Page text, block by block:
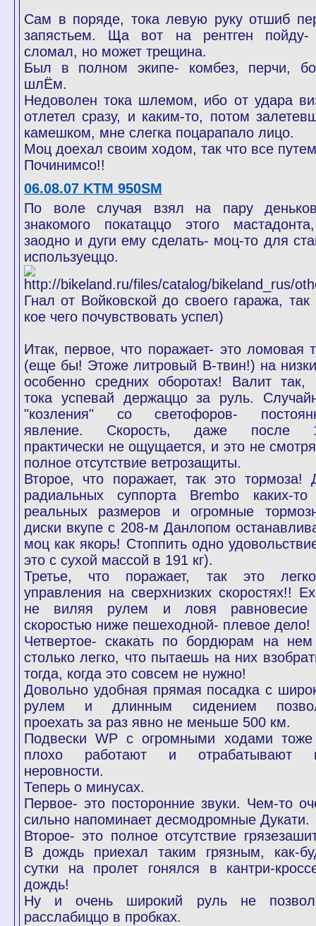
Сам в поряде, тока левую руку отшиб
запястьем. Ща вот на рентген
сломал, но может трещина.
Был в полном экипе- комбез, перчи,
шлЁм.
Недоволен тока шлемом, ибо от удара
отлетел сразу, и каким-то, потом
камешком, мне слегка поцарапало лицо.
Моц доехал своим ходом, так что все
Починимсо!!
06.08.07 KTM 950SM
По воле случая взял на пару
знакомого покатаццо этого
заодно и дуги ему сделать- моц-то для
используеццо.
Гнал от Войковской до своего гаража, так
кое чего почувствовать успел)
Итак, первое, что поражает- это ломовая
(еще бы! Этоже литровый В-твин!) на
особенно средних оборотах! Валит так,
тока успевай держаццо за руль.
"козления" со светофоров-
явление. Скорость, даже после
практически не ощущается, и это не
полное отсутствие ветрозащиты.
Второе, что поражает, так это тормоза!
радиальных суппорта Brembo каких-
реальных размеров и огромные
диски вкупе с 208-м Данлопом
моц как якорь! Стоппить одно
это с сухой массой в 191 кг).
Третье, что поражает, так это
управления на сверхнизких скоростях!!
не виляя рулем и ловя равновесие
скоростью ниже пешеходной- плевое дело!
Четвертое- скакать по бордюрам на
столько легко, что пытаешь на них
тогда, когда это совсем не нужно!
Довольно удобная прямая посадка с
рулем и длинным сидением
проехать за раз явно не меньше 500 км.
Подвески WP с огромными ходами
плохо работают и отрабатывают
неровности.
Теперь о минусах.
Первое- это посторонние звуки. Чем-то
сильно напоминает десмодромные Дукати.
Второе- это полное отсутствие
В дождь приехал таким грязным, как-
сутки на пролет гонялся в кантри-
дождь!
Ну и очень широкий руль не
расслабиццо в пробках.